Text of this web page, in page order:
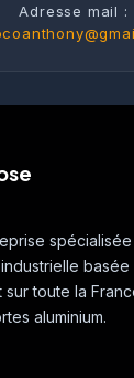
Adresse mail :
toute la
aluminium.